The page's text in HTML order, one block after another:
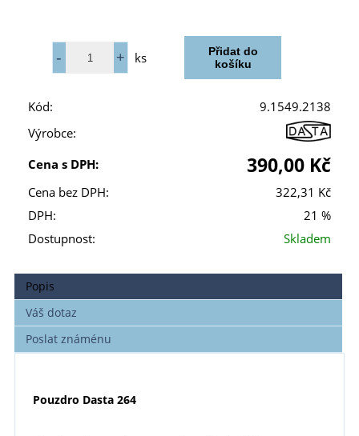
ks
Kód:
9.1549.2138
Výrobce:
Cena s DPH:
390,00 Kč
Cena bez DPH:
322,31 Kč
DPH:
21 %
Dostupnost:
Skladem
Popis
Váš dotaz
Poslat známénu
Pouzdro Dasta 264